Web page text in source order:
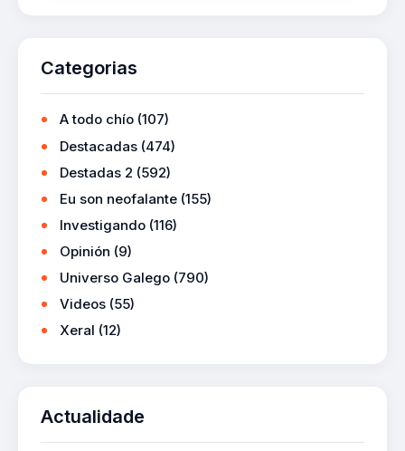
Categorias
A todo chío (107)
Destacadas (474)
Destadas 2 (592)
Eu son neofalante (155)
Investigando (116)
Opinión (9)
Universo Galego (790)
Videos (55)
Xeral (12)
Actualidade